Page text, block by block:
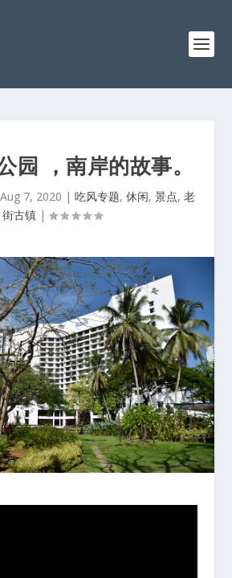
园 ，南岸的故事。
Aug 7, 2020 | 吃风专题, 休闲, 景点, 老
街古镇 |